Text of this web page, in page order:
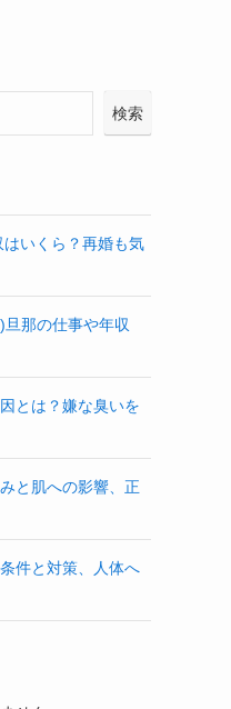
検索
いくら？再婚も気
那の仕事や年収
とは？嫌な臭いを
と肌への影響、正
件と対策、人体へ